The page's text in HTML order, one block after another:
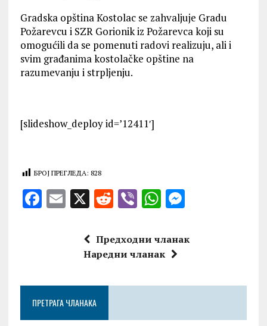
Gradska opština Kostolac se zahvaljuje Gradu
Požarevcu i SZR Gorionik iz Požarevca koji su
omogućili da se pomenuti radovi realizuju, ali i
svim građanima kostolačke opštine na
razumevanju i strpljenju.
[slideshow_deploy id=’12411′]
БРОЈ ПРЕГЛЕДА: 828
F
o
k
E X R
d
di
V
er
W
at
s
p
M
se
er
Предходни чланак
Наредни чланак
ПРЕТРАГА ЧЛАНАКА